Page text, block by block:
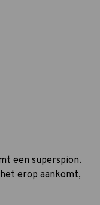
een superspion.
erop aankomt,